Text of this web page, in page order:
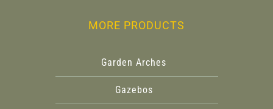
MORE PRODUCTS
Garden Arches
Gazebos